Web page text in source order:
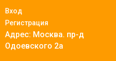
Вход
Регистрация
Адрес: Москва. пр-д
Одоевского 2а